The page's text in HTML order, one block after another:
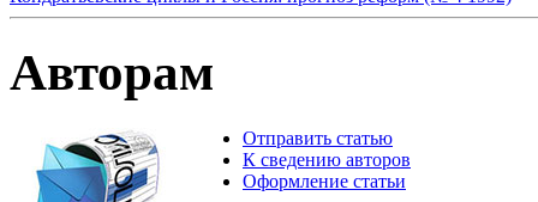
Авторам
Отправить статью
К сведению авторов
Оформление статьи